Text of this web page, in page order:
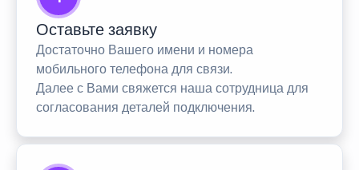
Оставьте заявку
Достаточно Вашего имени и номера
мобильного телефона для связи.
Далее с Вами свяжется наша сотрудница для
согласования деталей подключения.